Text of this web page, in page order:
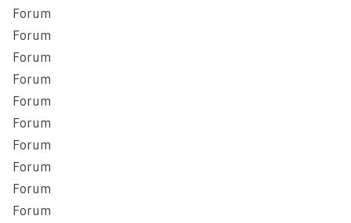
Forum
Forum
Forum
Forum
Forum
Forum
Forum
Forum
Forum
Forum